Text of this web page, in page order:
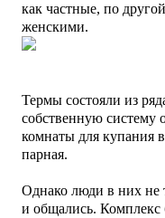
как частные, по
женскими.
Термы состояли из
собственную систему
комнаты для купания
парная.
Однако люди в них не
и общались. Комплекс